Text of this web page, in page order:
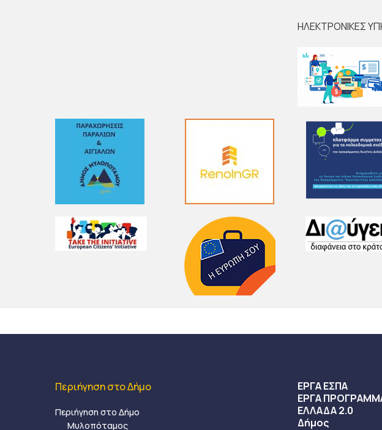
ΗΛΕΚΤΡΟΝΙΚΕΣ
Περιήγηση στο Δήμο
Περιήγηση στο Δήμο
Μυλοπόταμος
ΕΡΓΑ ΕΣΠΑ
ΕΡΓΑ
ΕΛΛΑΔΑ 2.0
Δήμος